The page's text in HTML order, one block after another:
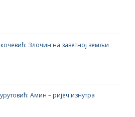
Злочин на заветној земљи
Амин – ријеч изнутра